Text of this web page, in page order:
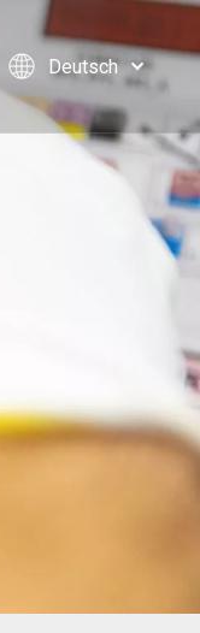
Deutsch
English
简体中文
العربية
한국어
Türk dili